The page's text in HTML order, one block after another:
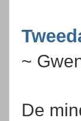
~
De